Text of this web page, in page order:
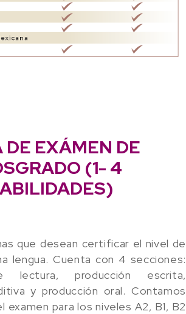
DE EXÁMEN DE
(1- 4
que desean certificar el nivel de
lengua. Cuenta con 4 secciones:
lectura, producción escrita,
y producción oral. Contamos
examen para los niveles A2, B1, B2